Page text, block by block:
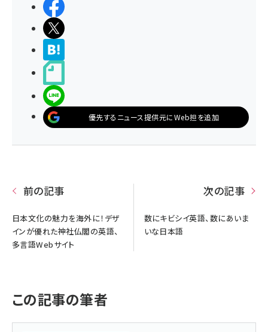
優先するニュース提供元にWeb担を追加
前の記事
日本文化の魅力を海外に！デザ
インが優れた神社仏閣の英語、
多言語Webサイト
次の記事
数にキビシイ英語、数にあいま
いな日本語
この記事の筆者